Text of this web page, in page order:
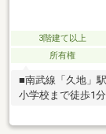
3階建て以上
所有権
■南武線「久地」
小学校まで徒歩1